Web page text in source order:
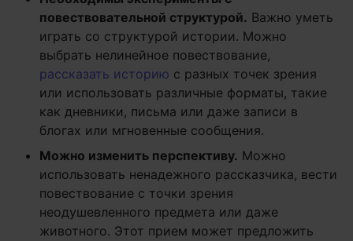
повествовательной структурой. Важно уметь
играть со структурой истории. Можно
выбрать нелинейное повествование,
рассказать историю с разных точек зрения
или использовать различные форматы, такие
как дневники, письма или даже записи в
блогах или мгновенные сообщения.
Можно изменить перспективу. Можно
использовать ненадежного рассказчика, вести
повествование с точки зрения
неодушевленного предмета или даже
животного. Этот прием может предложить